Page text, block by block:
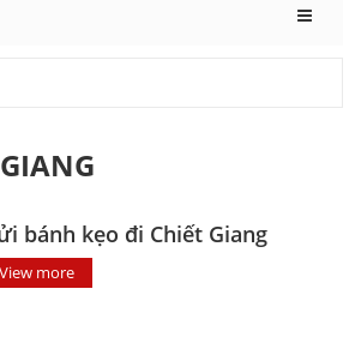
bánh kẹo đi Chiết Giang
View more